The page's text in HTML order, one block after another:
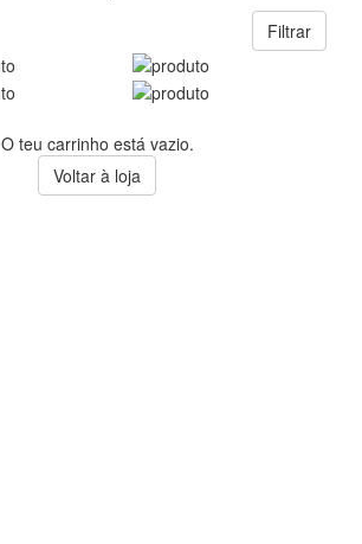
Filtrar
O teu carrinho está vazio.
Voltar à loja